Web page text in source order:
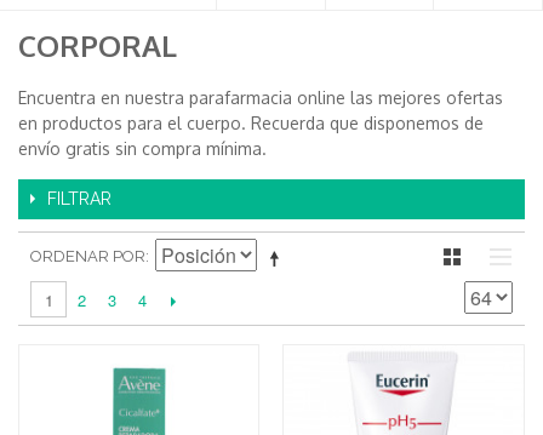
CORPORAL
Encuentra en nuestra parafarmacia online las mejores ofertas
en productos para el cuerpo. Recuerda que disponemos de
envío gratis sin compra mínima.
FILTRAR
ORDENAR POR
1 2 3 4